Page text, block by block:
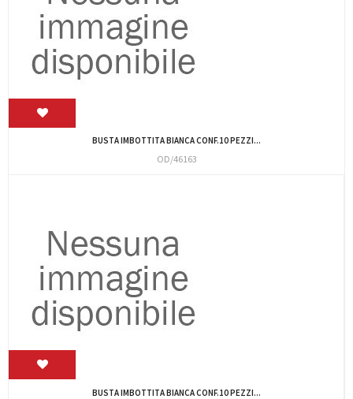
BUSTA IMBOTTITA BIANCA CONF.10 PEZZI...
OD/46163
BUSTA IMBOTTITA BIANCA CONF.10 PEZZI...